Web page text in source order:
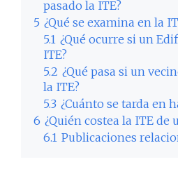
pasado la ITE?
5 ¿Qué se examina en la
5.1 ¿Qué ocurre si un
ITE?
5.2 ¿Qué pasa si un
la ITE?
5.3 ¿Cuánto se tarda en
6 ¿Quién costea la ITE de
6.1 Publicaciones